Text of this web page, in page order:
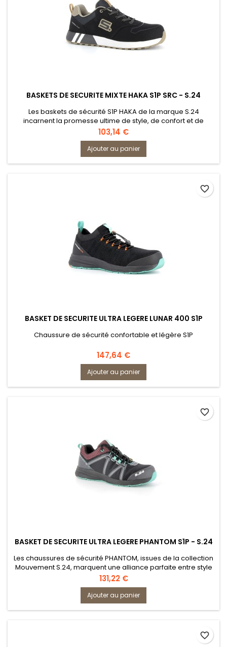
BASKETS DE SECURITE MIXTE HAKA S1P SRC - S.24
Les baskets de sécurité S1P HAKA de la marque S.24
incarnent la promesse ultime de style, de confort et de
protection. Fini les chaussures de sécurité massives, ce
modèle moderne et sportif de la ligne Iconic Evo redéfinit les
normes. Conformes à la norme EN 20345 S1P, elles sont
idéales pour une utilisation en intérieur ou dans des milieux
secs. Ces...
Prix
103,14 €
Ajouter au panier
BASKET DE SECURITE ULTRA LEGERE LUNAR 400 S1P
Chaussure de sécurité confortable et légère S1P
Prix
147,64 €
Ajouter au panier
favorite_border
BASKET DE SECURITE ULTRA LEGERE PHANTOM S1P - S.24
Les chaussures de sécurité PHANTOM, issues de la collection
Mouvement S.24, marquent une alliance parfaite entre style
tendance et protection optimale. Inspirées de l'univers
sportif, ces sneakers de sécurité ultralégères répondent aux
normes les plus exigeantes, notamment la norme EN 20345
S1P, ainsi que les normes additionnelles SRC, HRO, HI, CI, et...
Prix
131,22 €
Ajouter au panier
favorite_border
favorite_border